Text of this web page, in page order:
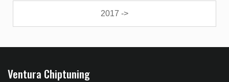
2017 ->
Ventura Chiptuning